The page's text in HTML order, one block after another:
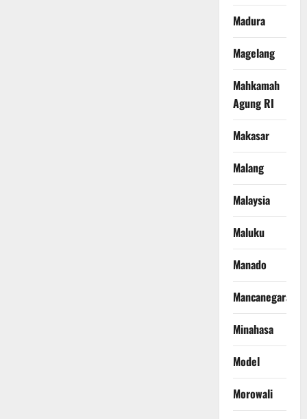
Madura
Magelang
Mahkamah
Agung RI
Makasar
Malang
Malaysia
Maluku
Manado
Mancanegara
Minahasa
Model
Morowali